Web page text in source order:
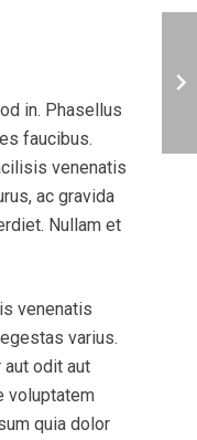
in. Phasellus
faucibus.
venenatis
ac gravida
Nullam et
venenatis
varius.
odit aut
voluptatem
quia dolor